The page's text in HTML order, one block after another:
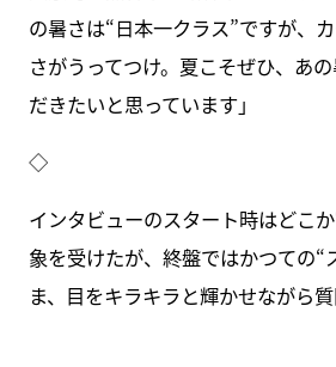
の暑さは“日本一クラス”ですが、
さがうってつけ。夏こそぜひ、あ
だきたいと思っています」
◇
インタビューのスタート時はどこ
象を受けたが、終盤ではかつての“
ま、目をキラキラと輝かせながら質